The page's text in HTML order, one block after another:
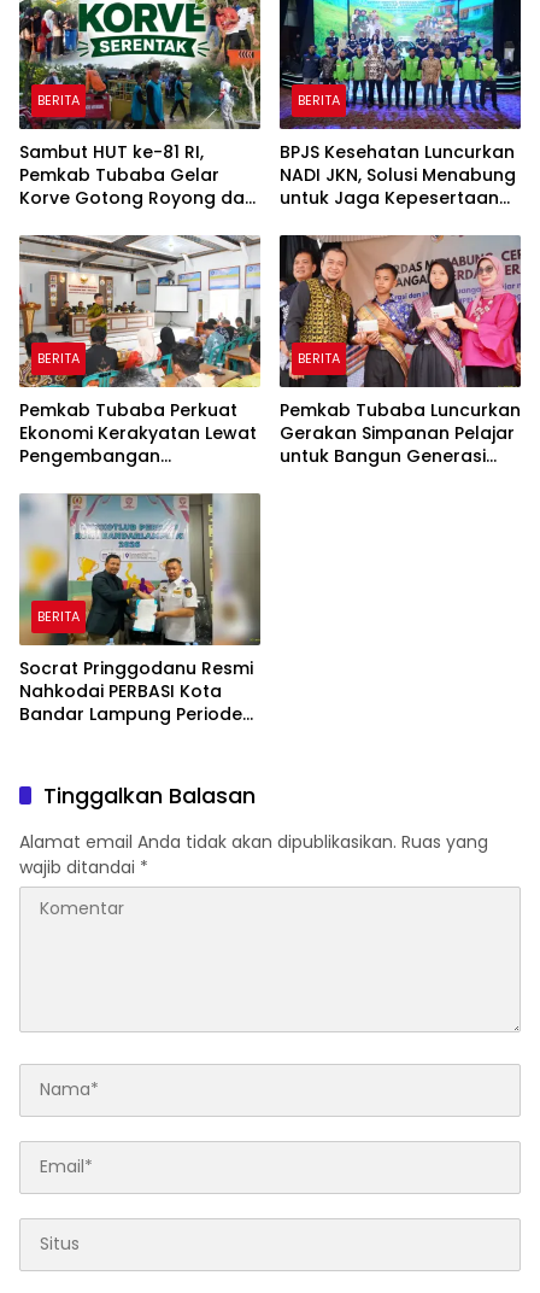
BERITA
Sambut HUT ke-81 RI,
Pemkab Tubaba Gelar
Korve Gotong Royong dan
BERITA
BPJS Kesehatan Luncurkan
NADI JKN, Solusi Menabung
untuk Jaga Kepesertaan
BERITA
Pemkab Tubaba Perkuat
Ekonomi Kerakyatan Lewat
Pengembangan
Penyaluran KUR
BERITA
Pemkab Tubaba Luncurkan
Gerakan Simpanan Pelajar
untuk Bangun Generasi
BERITA
Socrat Pringgodanu Resmi
Nahkodai PERBASI Kota
Bandar Lampung Periode
Tinggalkan Balasan
Alamat email Anda tidak akan dipublikasikan. Ruas yang
wajib ditandai *